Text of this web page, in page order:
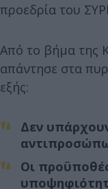
προεδρία του
Από το βήμα της
απάντησε στα
εξής:
Δεν
Οι